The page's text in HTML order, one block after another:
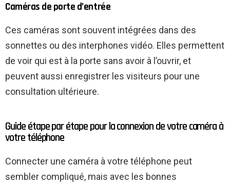
Caméras de porte d’entrée
Ces caméras sont souvent intégrées dans des
sonnettes ou des interphones vidéo. Elles permettent
de voir qui est à la porte sans avoir à l’ouvrir, et
peuvent aussi enregistrer les visiteurs pour une
consultation ultérieure.
Guide étape par étape pour la connexion de votre caméra à
votre téléphone
Connecter une caméra à votre téléphone peut
sembler compliqué, mais avec les bonnes